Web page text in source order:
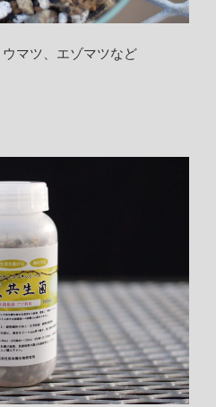
マツ、エゾマツなど